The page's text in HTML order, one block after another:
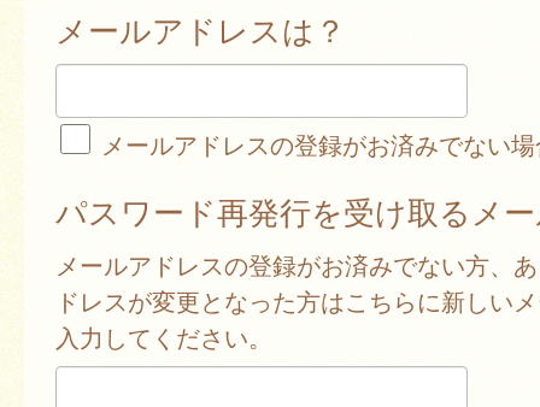
メールアドレスは？
メールアドレスの登録がお済みでない
パスワード再発行を受け取るメ
メールアドレスの登録がお済みでない方、
ドレスが変更となった方はこちらに新しい
入力してください。